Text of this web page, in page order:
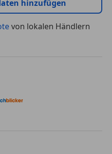
hinzufügen
von lokalen Händlern